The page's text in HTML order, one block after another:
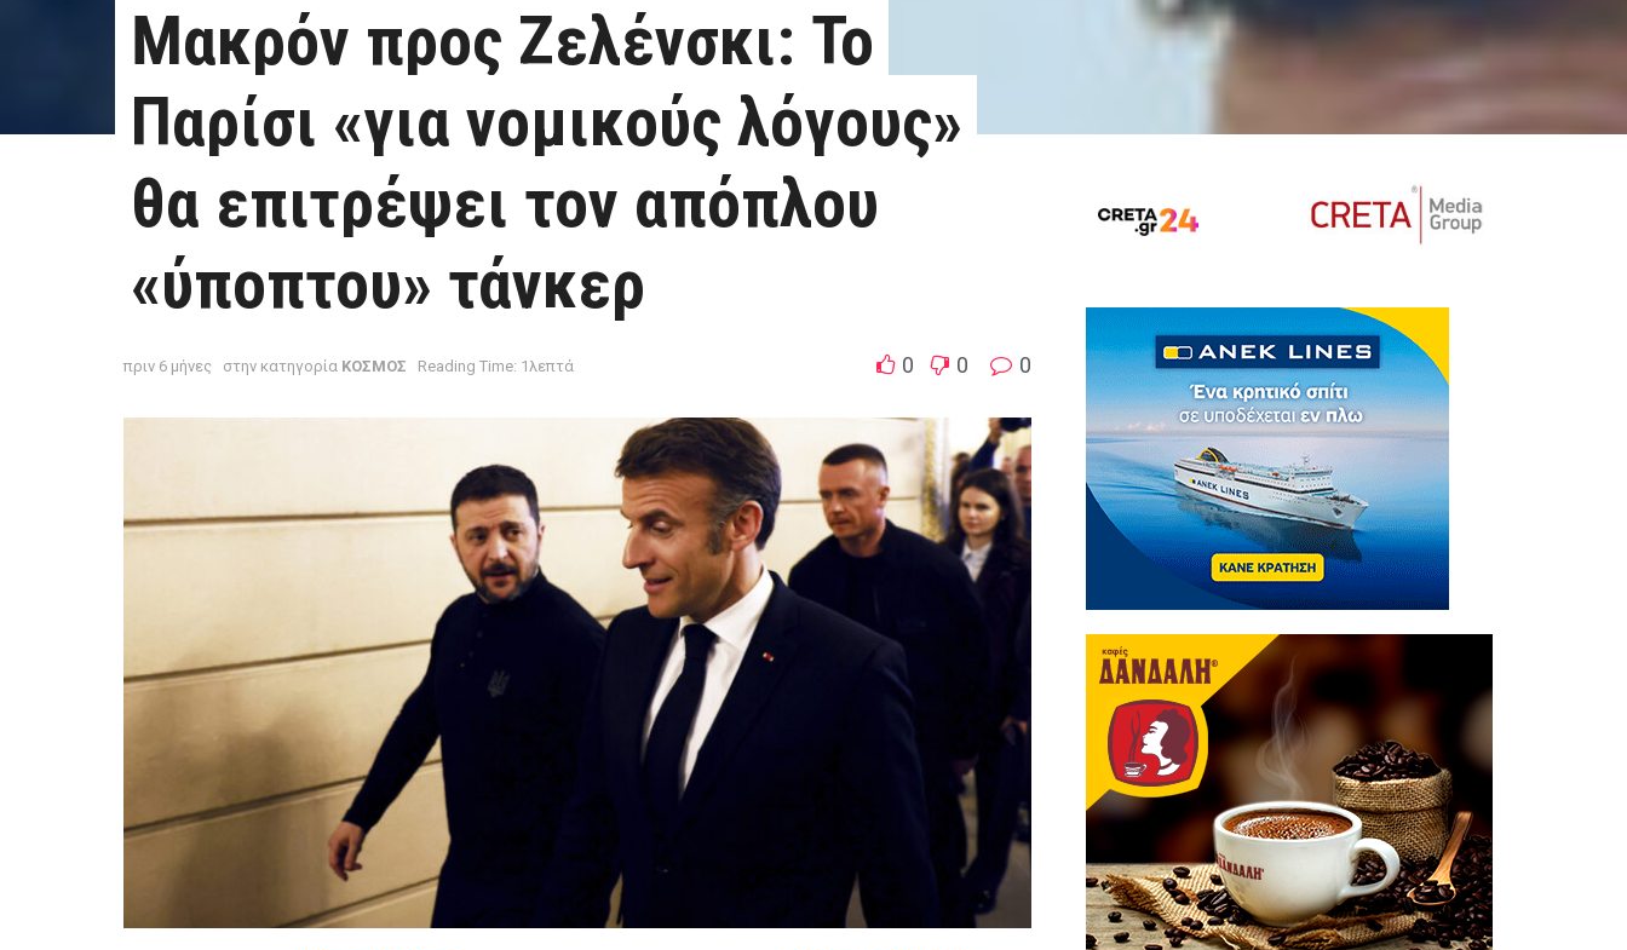
Μακρόν προς Ζελένσκι: Το
Παρίσι «για νομικούς λόγους»
θα επιτρέψει τον απόπλου
«ύποπτου» τάνκερ
πριν 6 μήνες στην κατηγορία ΚΟΣΜΟΣ Reading Time: 1λεπτά 0 0 0